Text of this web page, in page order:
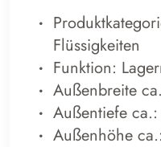
Flüssigkeiten
Funktion:
Außenbreite
Außentiefe
Außenhöhe